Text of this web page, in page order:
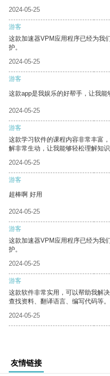
2024-05-25
游客
这款加速器VPM应用程序已经为我
护。
2024-05-25
游客
这款app是我娱乐的好帮手，让我能
2024-05-25
游客
这款学习软件的课程内容非常丰富
解非常生动，让我能够轻松理解知识
2024-05-25
游客
超棒啊 好用
2024-05-25
游客
这款加速器VPM应用程序已经为我
护。
2024-05-25
游客
这款软件非常实用，可以帮助我解
查找资料、翻译语言、编写代码等。
2024-05-25
友情链接